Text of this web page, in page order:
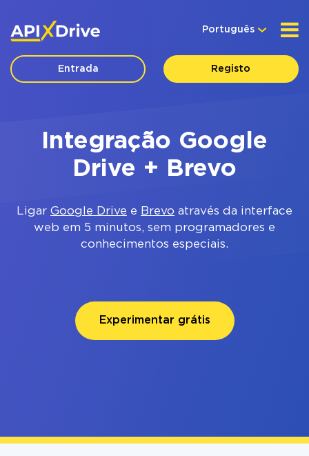
Português
Entrada Registo
Integração Google
Drive + Brevo
Ligar Google Drive e Brevo através da interface
web em 5 minutos, sem programadores e
conhecimentos especiais.
Experimentar grátis